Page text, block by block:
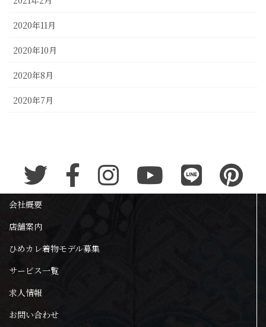
2020年11月
2020年10月
2020年8月
2020年7月
会社概要
店舗案内
ひめカレ着物モデル募集
サービス一覧
求人情報
お問い合わせ